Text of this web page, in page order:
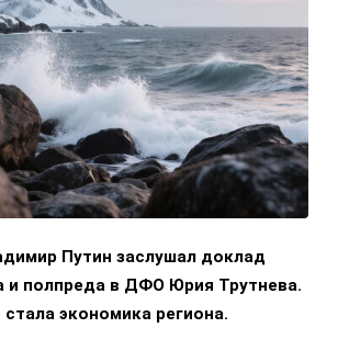
Путин заслушал доклад
и полпреда в ДФО Юрия Трутнева.
экономика региона.